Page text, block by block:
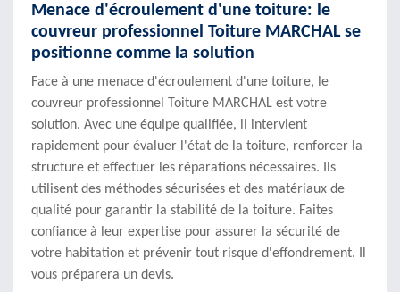
Menace d'écroulement d'une toiture: le
couvreur professionnel Toiture MARCHAL se
positionne comme la solution
Face à une menace d'écroulement d'une toiture, le
couvreur professionnel Toiture MARCHAL est votre
solution. Avec une équipe qualifiée, il intervient
rapidement pour évaluer l'état de la toiture, renforcer la
structure et effectuer les réparations nécessaires. Ils
utilisent des méthodes sécurisées et des matériaux de
qualité pour garantir la stabilité de la toiture. Faites
confiance à leur expertise pour assurer la sécurité de
votre habitation et prévenir tout risque d'effondrement. Il
vous préparera un devis.